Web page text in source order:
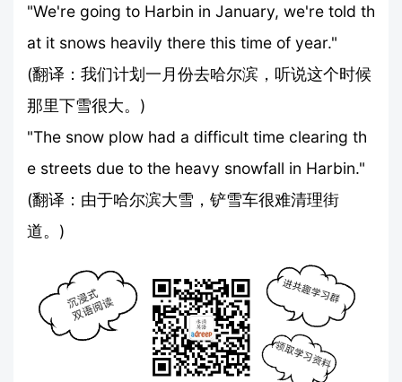
"We're going to Harbin in January, we're told th
at it snows heavily there this time of year."
(翻译：我们计划一月份去哈尔滨，听说这个时候
那里下雪很大。)
"The snow plow had a difficult time clearing th
e streets due to the heavy snowfall in Harbin."
(翻译：由于哈尔滨大雪，铲雪车很难清理街
道。)